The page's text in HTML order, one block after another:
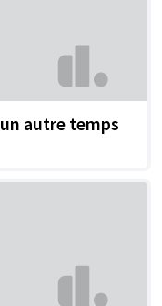
autre temps